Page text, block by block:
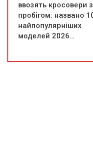
ввозять кросовери з
пробігом: названо
найпопулярніших
моделей 2026…